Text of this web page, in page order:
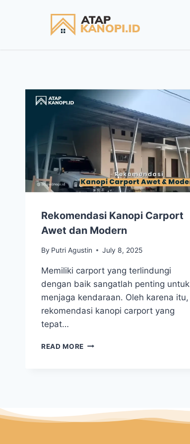
Rekomendasi Kanopi Carport
Awet dan Modern
By Putri Agustin July 8, 2025
Memiliki carport yang terlindungi
dengan baik sangatlah penting untuk
menjaga kendaraan. Oleh karena itu,
rekomendasi kanopi carport yang
tepat…
READ MORE